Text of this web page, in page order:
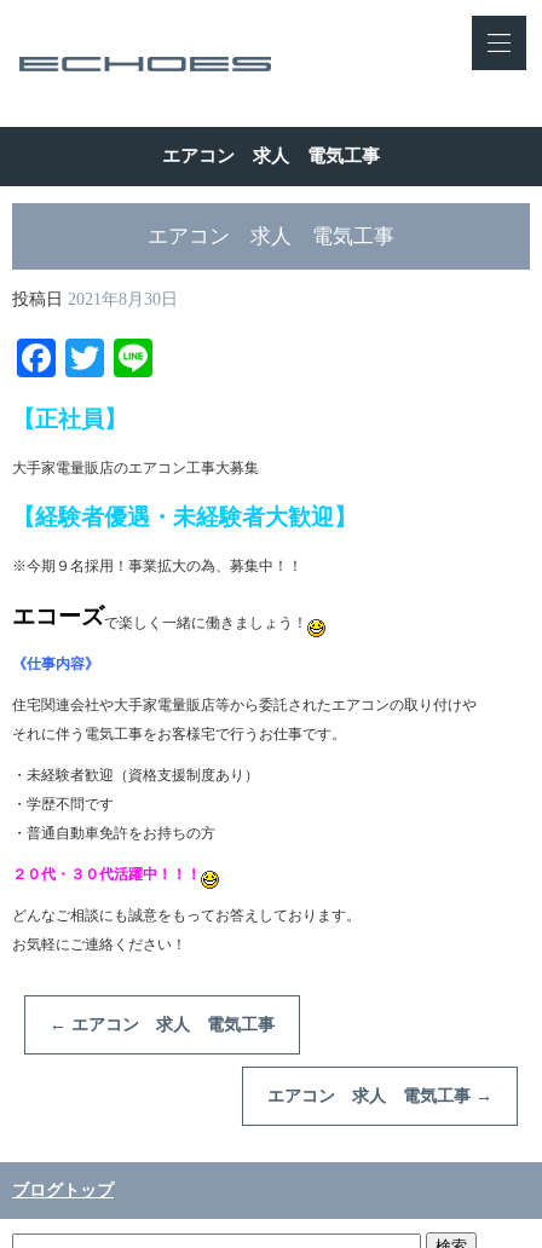
エアコン 求人 電気工事
エアコン 求人 電気工事
投稿日 2021年8月30日
Facebook
Twitter
【正社員】
大手家電量販店のエアコン工事大募集
【経験者優遇・未経験者大歓迎】
※今期９名採用！事業拡大の為、募集中！！
エコーズで楽しく一緒に働きましょう！
《仕事内容》
住宅関連会社や大手家電量販店等から委託されたエアコンの取り付けや
それに伴う電気工事をお客様宅で行うお仕事です。
・未経験者歓迎（資格支援制度あり）
・学歴不問です
・普通自動車免許をお持ちの方
２０代・３０代活躍中！！！
どんなご相談にも誠意をもってお答えしております。
お気軽にご連絡ください！
← エアコン 求人 電気工事
エアコン 求人 電気工事 →
ブログトップ